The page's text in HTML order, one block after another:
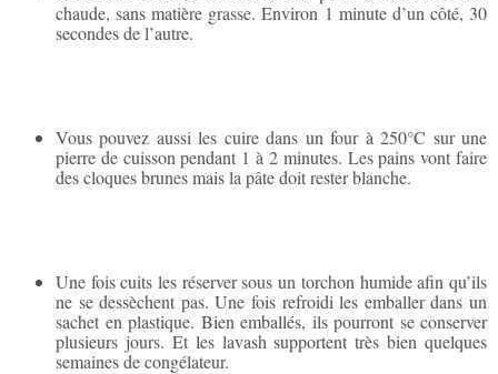
chaude, sans matière grasse. Environ 1 minute d’un côté, 30
secondes de l’autre.
Vous pouvez aussi les cuire dans un four à 250°C sur une
pierre de cuisson pendant 1 à 2 minutes. Les pains vont faire
des cloques brunes mais la pâte doit rester blanche.
Une fois cuits les réserver sous un torchon humide afin qu’ils
ne se dessèchent pas. Une fois refroidi les emballer dans un
sachet en plastique. Bien emballés, ils pourront se conserver
plusieurs jours. Et les lavash supportent très bien quelques
semaines de congélateur.